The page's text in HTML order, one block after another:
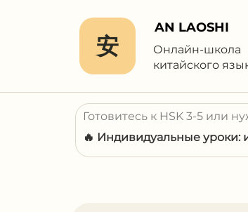
安
AN LAOSHI
Онлайн-школа
китайского
Готовитесь к HSK 3-5 или
🔥 Индивидуальные уроки: